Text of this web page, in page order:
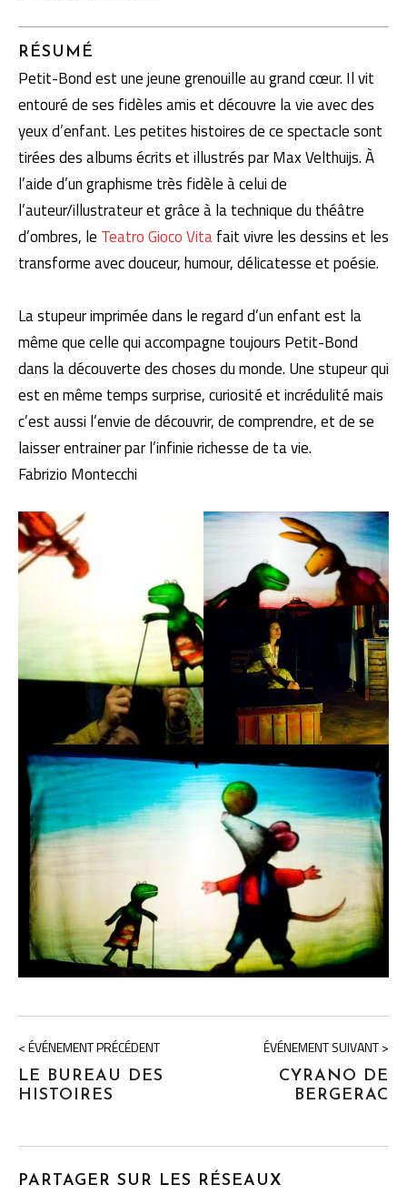
RÉSUMÉ
Petit-Bond est une jeune grenouille au grand cœur. Il vit
entouré de ses fidèles amis et découvre la vie avec des
yeux d’enfant. Les petites histoires de ce spectacle sont
tirées des albums écrits et illustrés par Max Velthuijs. À
l’aide d’un graphisme très fidèle à celui de
l’auteur/illustrateur et grâce à la technique du théâtre
d’ombres, le Teatro Gioco Vitafait vivre les dessins et les
transforme avec douceur, humour, délicatesse et poésie.
La stupeur imprimée dans le regard d’un enfant est la
même que celle qui accompagne toujours Petit-Bond
dans la découverte des choses du monde. Une stupeur qui
est en même temps surprise, curiosité et incrédulité mais
c’est aussi l’envie de découvrir, de comprendre, et de se
laisser entrainer par l’infinie richesse de ta vie.
Fabrizio Montecchi
< ÉVÉNEMENT PRÉCÉDENT
LE BUREAU DES
HISTOIRES
ÉVÉNEMENT SUIVANT >
CYRANO DE
BERGERAC
PARTAGER SUR LES RÉSEAUX